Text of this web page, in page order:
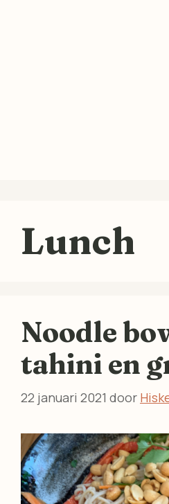
Lunch
Noodle
tahini en
22 januari 2021 door